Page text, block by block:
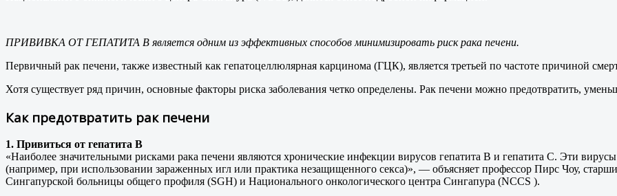
ПРИВИВКА ОТ ГЕПАТИТА В является одним из эффективных способов минимизировать риск рака печени.
Первичный рак печени, также известный как гепатоцеллюлярная карцинома (ГЦК), является третьей по частоте причиной
Хотя существует ряд причин, основные факторы риска заболевания четко определены. Рак печени можно предотвратить,
Как предотвратить рак печени
1. Привиться от гепатита В
«Наиболее значительными рисками рака печени являются хронические инфекции вирусов гепатита В и гепатита С. Эти вирусы
(например, при использовании зараженных игл или практика незащищенного секса)», — объясняет профессор Пирс Чоу,
Сингапурской больницы общего профиля (SGH) и Национального онкологического центра Сингапура (NCCS ).